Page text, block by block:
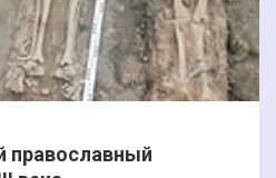
православный